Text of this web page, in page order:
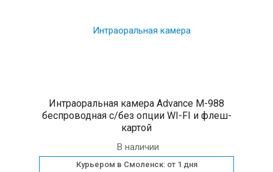
Интраоральная камера Advance M-988
беспроводная с/без опции WI-FI и флеш-
картой
В наличии
Курьером в Смоленск: от 1 дня